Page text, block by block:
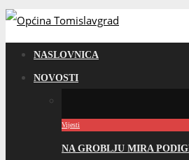
NASLOVNICA
NOVOSTI
Vijesti
NA GROBLJU MIRA